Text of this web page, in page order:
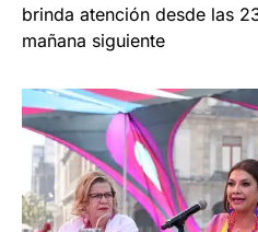
brinda atención desde las
mañana siguiente